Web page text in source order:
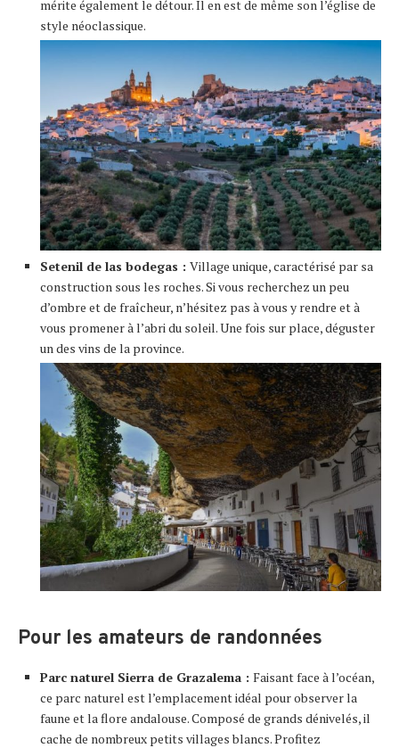
mérite également le détour. Il en est de même son l’église de
style néoclassique.
Setenil de las bodegas : Village unique, caractérisé par sa
construction sous les roches. Si vous recherchez un peu
d’ombre et de fraîcheur, n’hésitez pas à vous y rendre et à
vous promener à l’abri du soleil. Une fois sur place, déguster
un des vins de la province.
Pour les amateurs de randonnées
Parc naturel Sierra de Grazalema : Faisant face à l’océan,
ce parc naturel est l’emplacement idéal pour observer la
faune et la flore andalouse. Composé de grands dénivelés, il
cache de nombreux petits villages blancs. Profitez